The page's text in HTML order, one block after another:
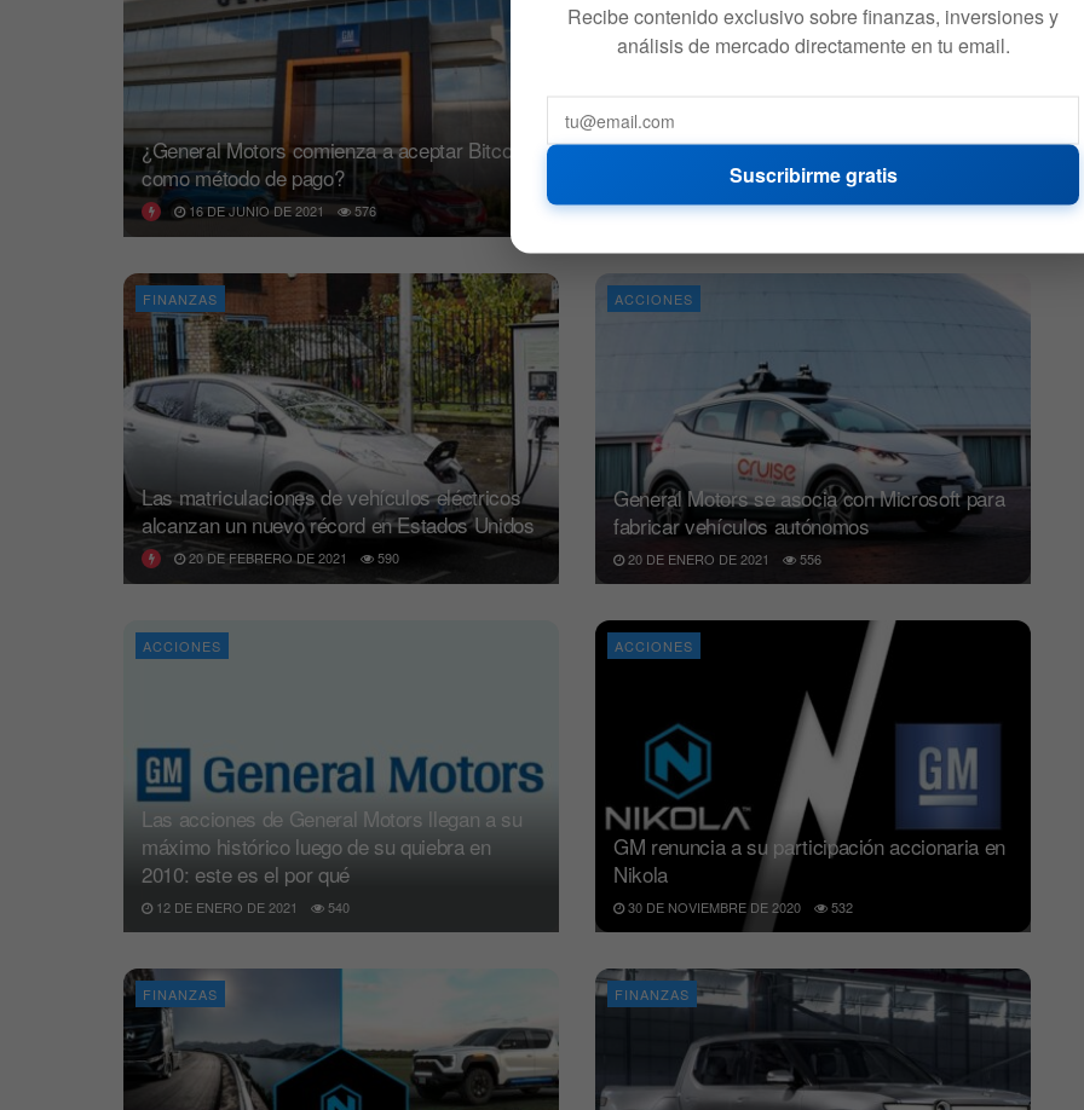
¿General Motors comienza a aceptar Bitcoin
como método de pago?
16 DE JUNIO DE 2021 576
Estiman que el 20% de los vehículos serán
eléctricos para 2030 en EE. UU.
14 DE JUNIO DE 2021 526
FINANZAS
Las matriculaciones de vehículos eléctricos
alcanzan un nuevo récord en Estados Unidos
20 DE FEBRERO DE 2021 590
ACCIONES
General Motors se asocia con Microsoft para
fabricar vehículos autónomos
20 DE ENERO DE 2021 556
ACCIONES
Las acciones de General Motors llegan a su
máximo histórico luego de su quiebra en
2010: este es el por qué
12 DE ENERO DE 2021 540
ACCIONES
GM renuncia a su participación accionaria en
Nikola
30 DE NOVIEMBRE DE 2020 532
FINANZAS FINANZAS
Recibe contenido exclusivo sobre finanzas, inversiones y
análisis de mercado directamente en tu email.
Suscribirme gratis